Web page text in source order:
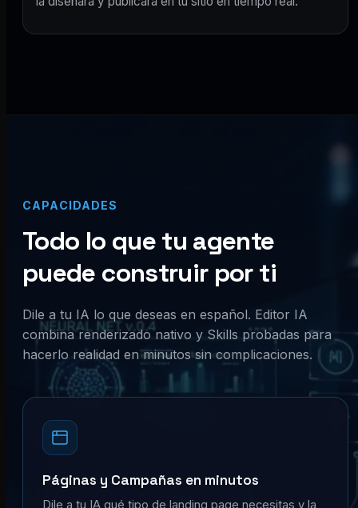
CAPACIDADES
Todo lo que tu agente
puede construir por ti
Dile a tu IA lo que deseas en español. Editor IA
combina renderizado nativo y Skills probadas para
hacerlo realidad en minutos sin complicaciones.
Páginas y Campañas en minutos
Dile a tu IA qué tipo de landing page necesitas y la